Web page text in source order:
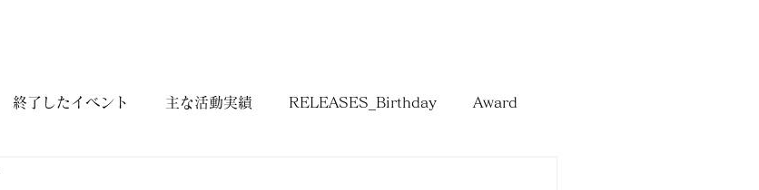
終了したイベント 主な活動実績 RELEASES_Birthday Award